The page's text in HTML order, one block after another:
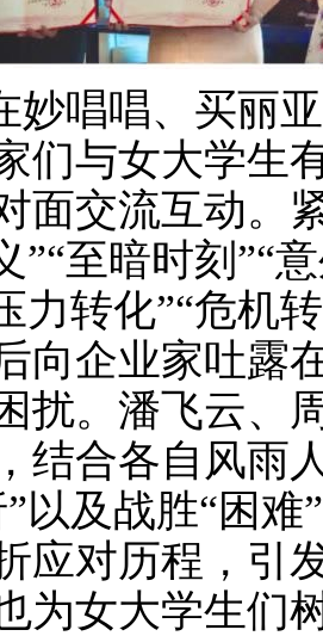
妙唱唱、买丽
们与女大学生
面交流互动。
”“至暗时刻”“
力转化”“危机
向企业家吐露
扰。潘飞云、
结合各自风雨
以及战胜“困难
应对历程，引
为女大学生们